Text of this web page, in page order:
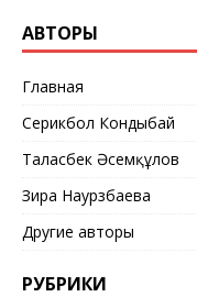
АВТОРЫ
Главная
Серикбол Кондыбай
Таласбек Әсемқұлов
Зира Наурзбаева
Другие авторы
РУБРИКИ